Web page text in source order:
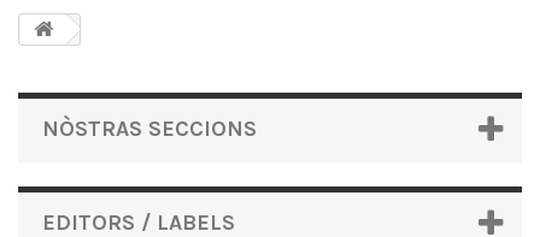
NÒSTRAS SECCIONS
EDITORS / LABELS